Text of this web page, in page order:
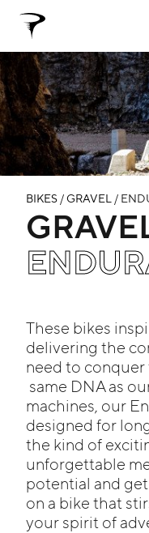
BIKES /GRAVEL /
These bikes
delivering the
need to
same DNA as
machines, our
designed for
the kind of
unforgettable
potential and
on a bike that
your spirit of